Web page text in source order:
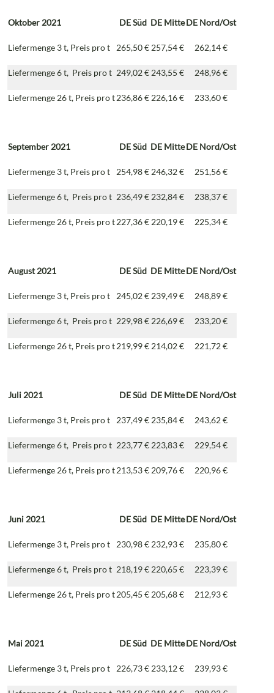
Oktober 2021 DESüd DE MitteDE Nord/Ost
Liefermenge 3 t, Preis pro t 265,50 € 257,54 € 262,14 €
Liefermenge 6 t, Preis pro t 249,02 € 243,55 € 248,96 €
Liefermenge 26 t, Preis pro t236,86 € 226,16 € 233,60 €
September 2021 DE Süd DE MitteDE Nord/Ost
Liefermenge 3 t, Preis pro t 254,98 € 246,32 € 251,56 €
Liefermenge 6 t, Preis pro t 236,49 € 232,84 € 238,37 €
Liefermenge 26 t, Preis pro t227,36 € 220,19 € 225,34 €
August 2021 DESüd DE MitteDE Nord/Ost
Liefermenge 3 t, Preis pro t 245,02 € 239,49 € 248,89 €
Liefermenge 6 t, Preis pro t 229,98 € 226,69 € 233,20 €
Liefermenge 26 t, Preis pro t219,99 € 214,02 € 221,72 €
Juli 2021 DESüd DE MitteDE Nord/Ost
Liefermenge 3 t, Preis pro t 237,49 € 235,84 € 243,62 €
Liefermenge 6 t, Preis pro t 223,77 € 223,83 € 229,54 €
Liefermenge 26 t, Preis pro t213,53 € 209,76 € 220,96 €
Juni 2021 DESüd DE MitteDE Nord/Ost
Liefermenge 3 t, Preis pro t 230,98 € 232,93 € 235,80 €
Liefermenge 6 t, Preis pro t 218,19 € 220,65 € 223,39 €
Liefermenge 26 t, Preis pro t205,45 € 205,68 € 212,93 €
Mai 2021 DESüd DE MitteDE Nord/Ost
Liefermenge 3 t, Preis pro t 226,73 € 233,12 € 239,93 €